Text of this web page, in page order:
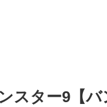
スター9【